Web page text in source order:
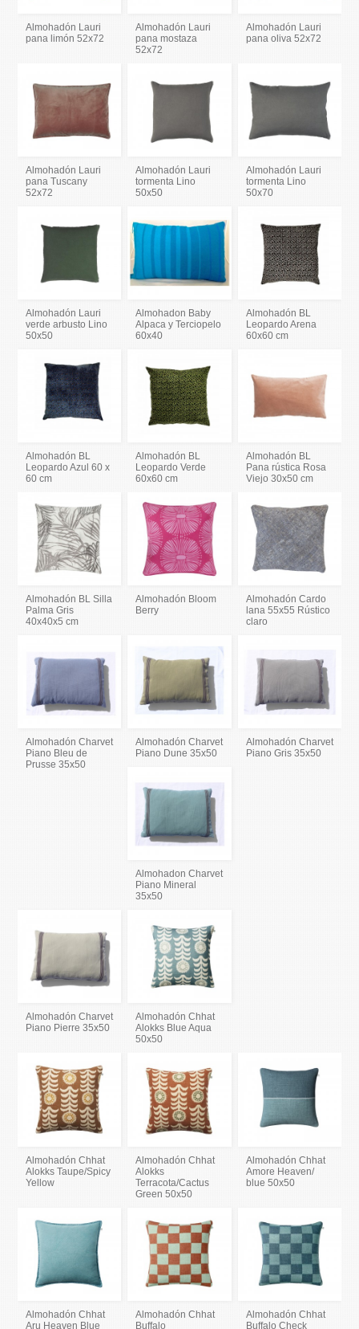
Almohadón Lauri
pana limón 52x72
Almohadón Lauri
pana mostaza
52x72
Almohadón Lauri
pana oliva 52x72
Almohadón Lauri
pana Tuscany
52x72
Almohadón Lauri
tormenta Lino
50x50
Almohadón Lauri
tormenta Lino
50x70
Almohadón Lauri
verde arbusto Lino
50x50
Almohadon Baby
Alpaca y Terciopelo
60x40
Almohadón BL
Leopardo Arena
60x60 cm
Almohadón BL
Leopardo Azul 60 x
60 cm
Almohadón BL
Leopardo Verde
60x60 cm
Almohadón BL
Pana rústica Rosa
Viejo 30x50 cm
Almohadón BL Silla
Palma Gris
40x40x5 cm
Almohadón Bloom
Berry
Almohadón Cardo
lana 55x55 Rústico
claro
Almohadón Charvet
Piano Bleu de
Prusse 35x50
Almohadón Charvet
Piano Dune 35x50
Almohadón Charvet
Piano Gris 35x50
Almohadon Charvet
Piano Mineral
35x50
Almohadón Charvet
Piano Pierre 35x50
Almohadón Chhat
Alokks Blue Aqua
50x50
Almohadón Chhat
Alokks Taupe/Spicy
Yellow
Almohadón Chhat
Alokks
Terracota/Cactus
Green 50x50
Almohadón Chhat
Amore Heaven/
blue 50x50
Almohadón Chhat
Aru Heaven Blue
Almohadón Chhat
Buffalo
Almohadón Chhat
Buffalo Check